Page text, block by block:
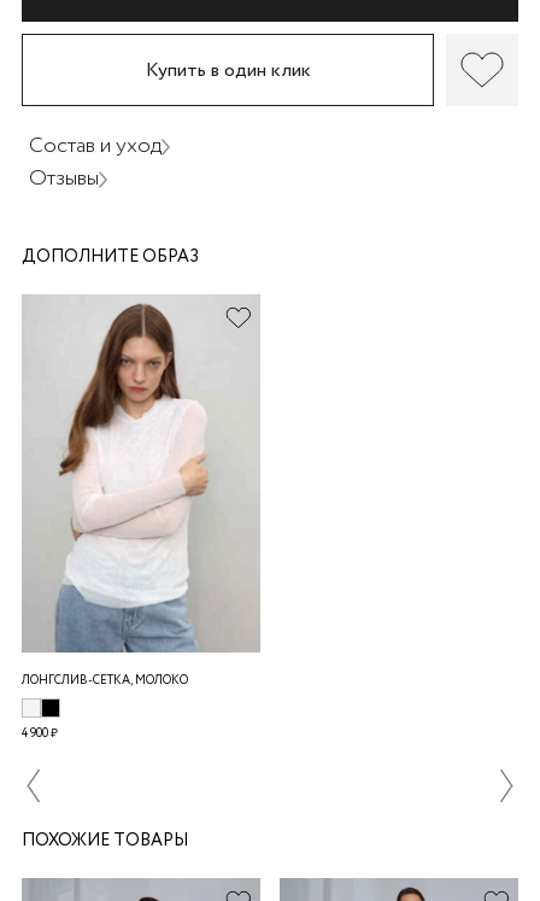
Купить в один клик
Состав и уход
Отзывы
ДОПОЛНИТЕ ОБРАЗ
ЛОНГСЛИВ-СЕТКА, МОЛОКО
4 900 ₽
ПОХОЖИЕ ТОВАРЫ